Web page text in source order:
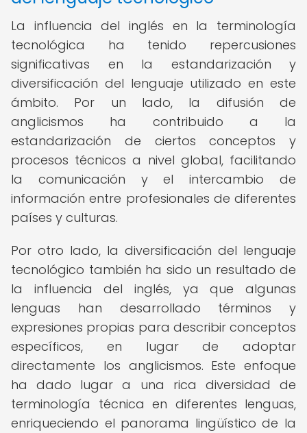
La influencia del inglés en la terminología
tecnológica ha tenido repercusiones
significativas en la estandarización y
diversificación del lenguaje utilizado en este
ámbito. Por un lado, la difusión de
anglicismos ha contribuido a la
estandarización de ciertos conceptos y
procesos técnicos a nivel global, facilitando
la comunicación y el intercambio de
información entre profesionales de diferentes
países y culturas.
Por otro lado, la diversificación del lenguaje
tecnológico también ha sido un resultado de
la influencia del inglés, ya que algunas
lenguas han desarrollado términos y
expresiones propias para describir conceptos
específicos, en lugar de adoptar
directamente los anglicismos. Este enfoque
ha dado lugar a una rica diversidad de
terminología técnica en diferentes lenguas,
enriqueciendo el panorama lingüístico de la